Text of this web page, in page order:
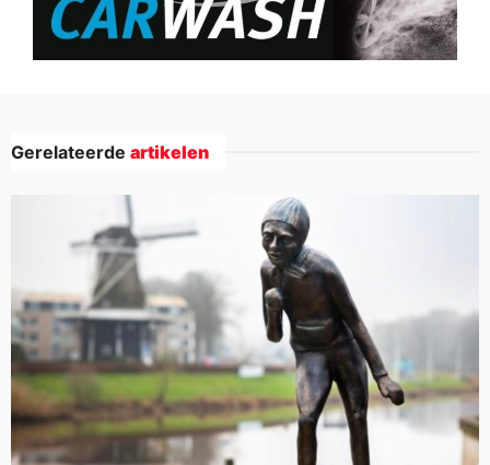
Gerelateerde artikelen